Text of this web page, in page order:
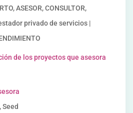
ASESOR, CONSULTOR,
privado de servicios |
de los proyectos que asesora
Seed